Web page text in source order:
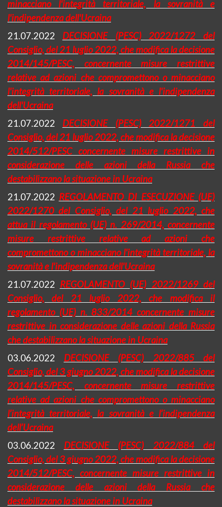
minacciano l'integrità territoriale, la sovranità e
l'indipendenza dell'Ucraina
21.07.2022
DECISIONE (PESC) 2022/1272 del
Consiglio, del 21 luglio 2022, che modifica la decisione
2014/145/PESC, concernente misure restrittive
relative ad azioni che compromettono o minacciano
l'integrità territoriale, la sovranità e l'indipendenza
dell'Ucraina
21.07.2022
DECISIONE (PESC) 2022/1271 del
Consiglio, del 21 luglio 2022, che modifica la decisione
2014/512/PESC concernente misure restrittive in
considerazione delle azioni della Russia che
destabilizzano la situazione in Ucraina
21.07.2022 REGOLAMENTO DI ESECUZIONE (UE)
2022/1270 del Consiglio, del 21 luglio 2022, che
attua il regolamento (UE) n. 269/2014, concernente
misure restrittive relative ad azioni che
compromettono o minacciano l'integrità territoriale, la
sovranità e l'indipendenza dell'Ucraina
21.07.2022 REGOLAMENTO (UE) 2022/1269 del
Consiglio, del 21 luglio 2022, che modifica il
regolamento (UE) n. 833/2014 concernente misure
restrittive in considerazione delle azioni della Russia
che destabilizzano la situazione in Ucraina
03.06.2022
DECISIONE (PESC) 2022/885 del
Consiglio, del 3 giugno 2022, che modifica la decisione
2014/145/PESC, concernente misure restrittive
relative ad azioni che compromettono o minacciano
l’integrità territoriale, la sovranità e l’indipendenza
dell’Ucraina
03.06.2022
DECISIONE (PESC) 2022/884 del
Consiglio, del 3 giugno 2022, che modifica la decisione
2014/512/PESC, concernente misure restrittive in
considerazione delle azioni della Russia che
destabilizzano la situazione in Ucraina